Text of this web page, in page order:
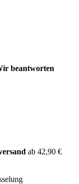
beantworten
ab 42,90 €